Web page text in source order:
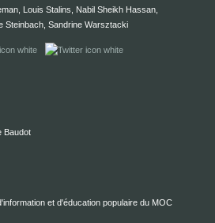
Louis Stalins, Nabil Sheikh Hassan,
Steinbach, Sandrine Warsztacki
Baudot
et d'éducation populaire du MOC